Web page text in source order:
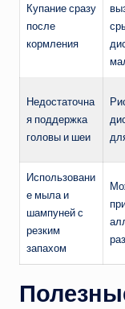
Купание сразу
после
кормления
Недостаточна
я поддержка
головы и шеи
Использовани
е мыла и
шампуней с
резким
запахом